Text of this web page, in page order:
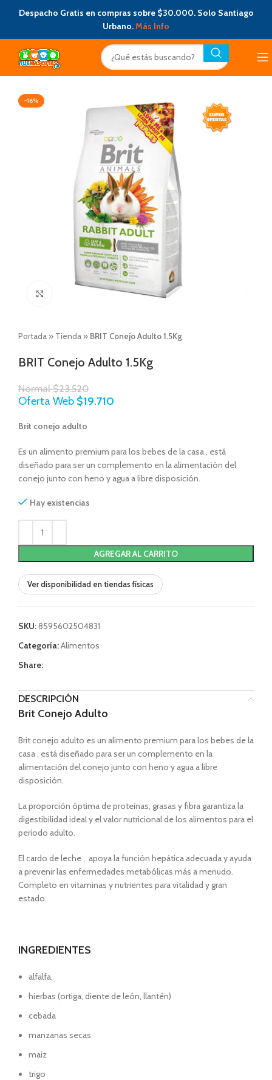
Despacho Gratis en compras sobre $30.000. Solo Santiago
Urbano.Más Info
-16%
Portada » Tienda » BRIT Conejo Adulto 1.5Kg
BRIT Conejo Adulto 1.5Kg
Normal$23.520
Oferta Web $19.710
Brit conejo adulto
Es un alimento premium para los bebes de la casa , está
diseñado para ser un complemento en la alimentación del
conejo junto con heno y agua a libre disposición.
Hay existencias
AGREGAR AL CARRITO
Ver disponibilidad en tiendas físicas
SKU:8595602504831
Categoría:Alimentos
Share:
DESCRIPCIÓN
Brit Conejo Adulto
Brit conejo adulto es un alimento premium para los bebes de la
casa , está diseñado para ser un complemento en la
alimentación del conejo junto con heno y agua a libre
disposición.
La proporción óptima de proteínas, grasas y fibra garantiza la
digestibilidad ideal y el valor nutricional de los alimentos para el
período adulto.
El cardo de leche , apoya la función hepática adecuada y ayuda
a prevenir las enfermedades metabólicas más a menudo.
Completo en vitaminas y nutrientes para vitalidad y gran
estado.
INGREDIENTES
alfalfa,
hierbas (ortiga, diente de león, llantén)
cebada
manzanas secas
maíz
trigo